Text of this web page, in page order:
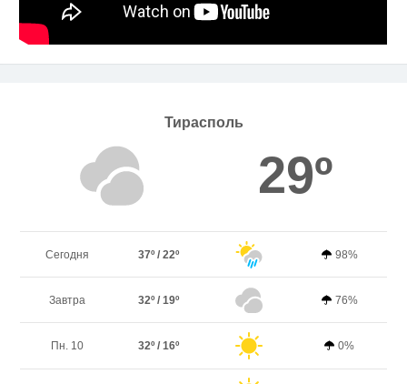
Тирасполь
29º
Сегодня 37º / 22º 98%
Завтра 32º / 19º 76%
Пн. 10 32º / 16º 0%